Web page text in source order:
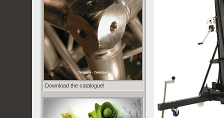
Download the catalogue!